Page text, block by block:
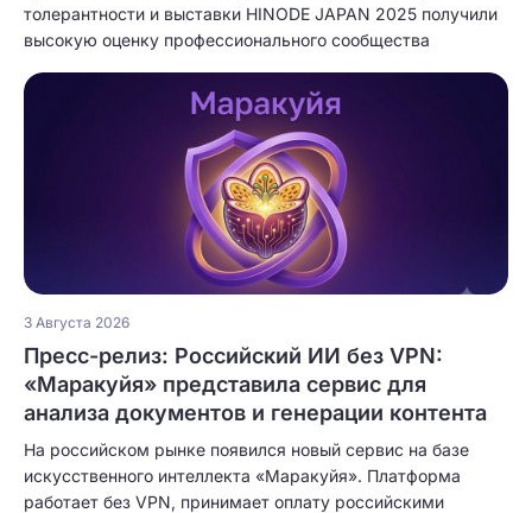
толерантности и выставки HINODE JAPAN 2025 получили
высокую оценку профессионального сообщества
3 Августа 2026
Пресс-релиз: Российский ИИ без VPN:
«Маракуйя» представила сервис для
анализа документов и генерации контента
На российском рынке появился новый сервис на базе
искусственного интеллекта «Маракуйя». Платформа
работает без VPN, принимает оплату российскими